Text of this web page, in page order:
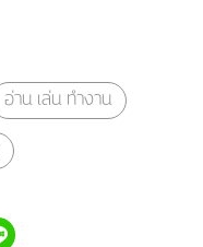
อ่าน เล่น ทำงาน